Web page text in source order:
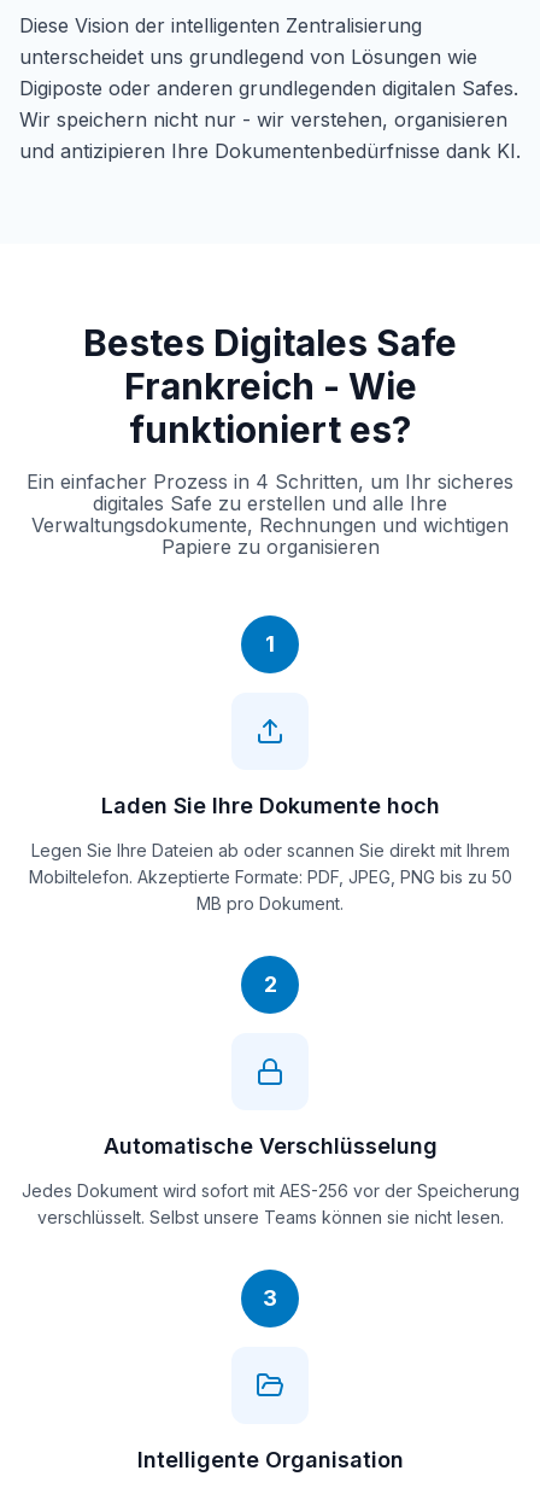
Diese Vision der intelligenten Zentralisierung
unterscheidet uns grundlegend von Lösungen wie
Digiposte oder anderen grundlegenden digitalen Safes.
Wir speichern nicht nur - wir verstehen, organisieren
und antizipieren Ihre Dokumentenbedürfnisse dank KI.
Bestes Digitales Safe
Frankreich - Wie
funktioniert es?
Ein einfacher Prozess in 4 Schritten, um Ihr sicheres
digitales Safe zu erstellen und alle Ihre
Verwaltungsdokumente, Rechnungen und wichtigen
Papiere zu organisieren
1
Laden Sie Ihre Dokumente hoch
Legen Sie Ihre Dateien ab oder scannen Sie direkt mit Ihrem
Mobiltelefon. Akzeptierte Formate: PDF, JPEG, PNG bis zu 50
MB pro Dokument.
2
Automatische Verschlüsselung
Jedes Dokument wird sofort mit AES-256 vor der Speicherung
verschlüsselt. Selbst unsere Teams können sie nicht lesen.
3
Intelligente Organisation